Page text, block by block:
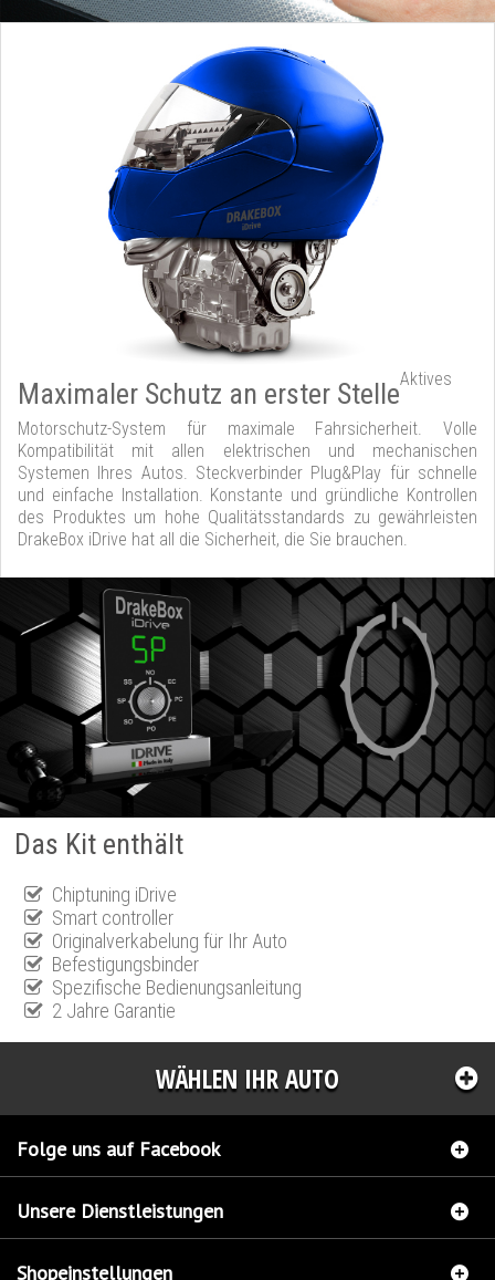
Maximaler Schutz an erster StelleAktives
Motorschutz-System für maximale Fahrsicherheit. Volle
Kompatibilität mit allen elektrischen und mechanischen
Systemen Ihres Autos. Steckverbinder Plug&Play für schnelle
und einfache Installation. Konstante und gründliche Kontrollen
des Produktes um hohe Qualitätsstandards zu gewährleisten
DrakeBox iDrive hat all die Sicherheit, die Sie brauchen.
Das Kit enthält
Chiptuning iDrive
Smart controller
Originalverkabelung für Ihr Auto
Befestigungsbinder
Spezifische Bedienungsanleitung
2 Jahre Garantie
WÄHLEN IHR AUTO
Folge uns auf Facebook
Unsere Dienstleistungen
Shopeinstellungen